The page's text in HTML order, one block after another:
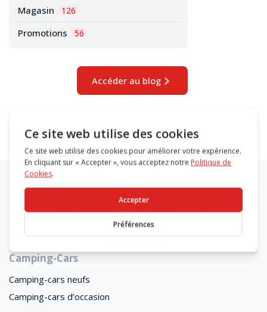
Magasin 126
Promotions 56
Accéder au blog
Camping-Cars
Camping-cars neufs
Camping-cars d’occasion